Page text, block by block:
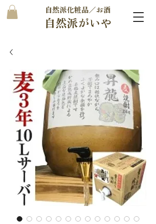
自然派化粧品／お酒
自然派がいや